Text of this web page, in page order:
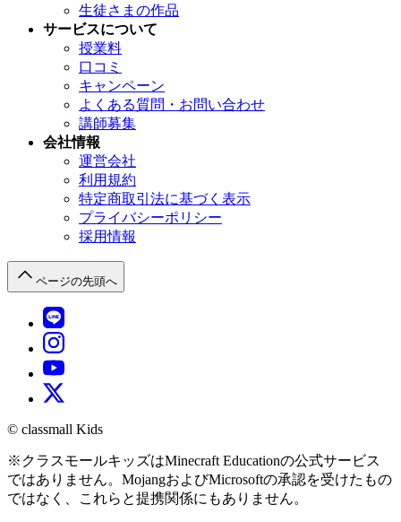
生徒さまの作品
サービスについて
授業料
口コミ
キャンペーン
よくある質問・ お問い合わせ
講師募集
会社情報
運営会社
利用規約
特定商取引法に基づく表示
プライバシーポリシー
採用情報
ページの先頭へ
© classmall Kids
※ クラスモールキッズはMinecraft Educationの公式サービス
ではありません。MojangおよびMicrosoftの承認を受けたもの
ではなく、これらと提携関係にもありません。